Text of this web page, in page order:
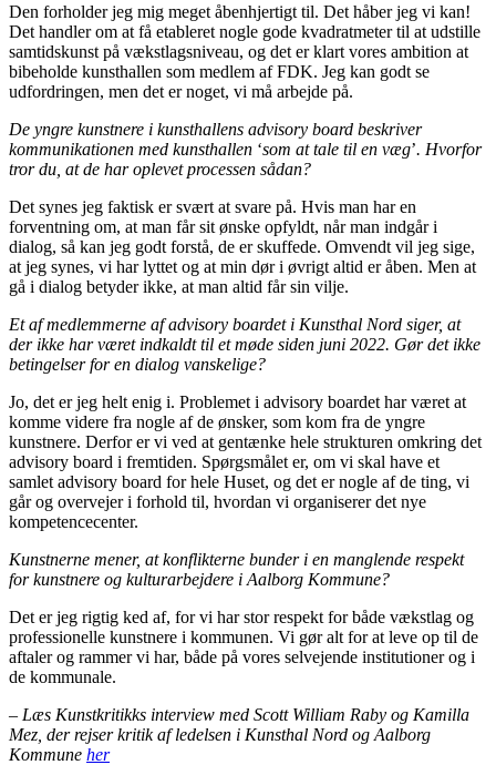
Den forholder jeg mig meget åbenhjertigt til. Det håber jeg vi kan!
Det handler om at få etableret nogle gode kvadratmeter til at udstille
samtidskunst på vækstlagsniveau, og det er klart vores ambition at
bibeholde kunsthallen som medlem af FDK. Jeg kan godt se
udfordringen, men det er noget, vi må arbejde på.
De yngre kunstnere i kunsthallens advisory board beskriver
kommunikationen med kunsthallen ‘som at tale til en væg’. Hvorfor
tror du, at de har oplevet processen sådan?
Det synes jeg faktisk er svært at svare på. Hvis man har en
forventning om, at man får sit ønske opfyldt, når man indgår i
dialog, så kan jeg godt forstå, de er skuffede. Omvendt vil jeg sige,
at jeg synes, vi har lyttet og at min dør i øvrigt altid er åben. Men at
gå i dialog betyder ikke, at man altid får sin vilje.
Et af medlemmerne af advisory boardet i Kunsthal Nord siger, at
der ikke har været indkaldt til et møde siden juni 2022. Gør det ikke
betingelser for en dialog vanskelige?
Jo, det er jeg helt enig i. Problemet i advisory boardet har været at
komme videre fra nogle af de ønsker, som kom fra de yngre
kunstnere. Derfor er vi ved at gentænke hele strukturen omkring det
advisory board i fremtiden. Spørgsmålet er, om vi skal have et
samlet advisory board for hele Huset, og det er nogle af de ting, vi
går og overvejer i forhold til, hvordan vi organiserer det nye
kompetencecenter.
Kunstnerne mener, at konflikterne bunder i en manglende respekt
for kunstnere og kulturarbejdere i Aalborg Kommune?
Det er jeg rigtig ked af, for vi har stor respekt for både vækstlag og
professionelle kunstnere i kommunen. Vi gør alt for at leve op til de
aftaler og rammer vi har, både på vores selvejende institutioner og i
de kommunale.
– Læs Kunstkritikks interview med Scott William Raby og Kamilla
Mez, der rejser kritik af ledelsen i Kunsthal Nord og Aalborg
Kommune her